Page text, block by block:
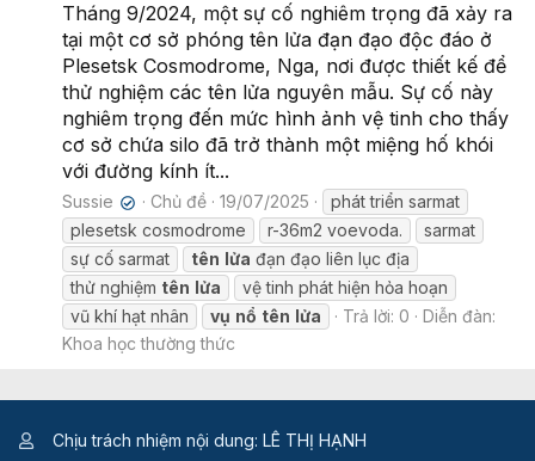
Tháng 9/2024, một sự cố nghiêm trọng đã xảy ra
tại một cơ sở phóng tên lửa đạn đạo độc đáo ở
Plesetsk Cosmodrome, Nga, nơi được thiết kế để
thử nghiệm các tên lửa nguyên mẫu. Sự cố này
nghiêm trọng đến mức hình ảnh vệ tinh cho thấy
cơ sở chứa silo đã trở thành một miệng hố khói
với đường kính ít...
Sussie ✔ Chủ đề 19/07/2025
phát triển sarmat
plesetsk cosmodrome
r-36m2 voevoda.
sarmat
sự cố sarmat
tên lửa đạn đạo liên lục địa
thử nghiệm tên lửa
vệ tinh phát hiện hỏa hoạn
vũ khí hạt nhân
vụ nổ tên lửa Trả lời: 0
Diễn đàn:
Khoa học thường thức
Chịu trách nhiệm nội dung: LÊ THỊ HẠNH